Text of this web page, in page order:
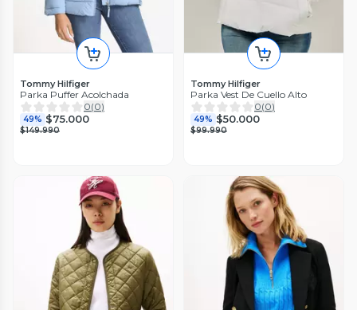
Tommy Hilfiger
Parka Puffer Acolchada
0(0)
49% $75.000
$149.990
Tommy Hilfiger
Parka Vest De Cuello Alto
0(0)
49% $50.000
$99.990